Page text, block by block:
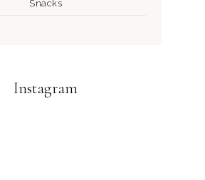
Snacks
Instagram